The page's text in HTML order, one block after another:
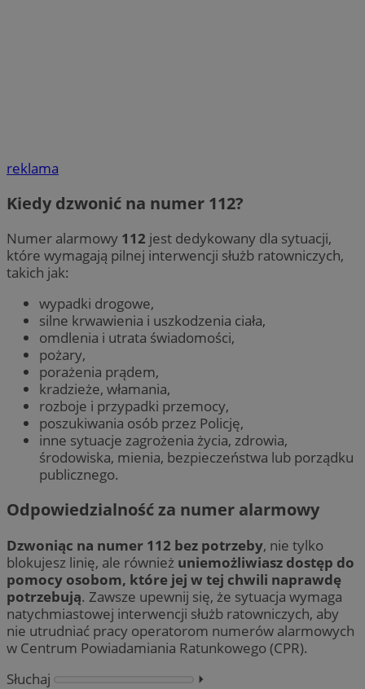
reklama
Kiedy dzwonić na numer 112?
Numer alarmowy 112 jest dedykowany dla sytuacji,
które wymagają pilnej interwencji służb ratowniczych,
takich jak:
wypadki drogowe,
silne krwawienia i uszkodzenia ciała,
omdlenia i utrata świadomości,
pożary,
porażenia prądem,
kradzieże, włamania,
rozboje i przypadki przemocy,
poszukiwania osób przez Policję,
inne sytuacje zagrożenia życia, zdrowia,
środowiska, mienia, bezpieczeństwa lub porządku
publicznego.
Odpowiedzialność za numer alarmowy
Dzwoniąc na numer 112 bez potrzeby, nie tylko
blokujesz linię, ale również uniemożliwiasz dostęp do
pomocy osobom, które jej w tej chwili naprawdę
potrzebują. Zawsze upewnij się, że sytuacja wymaga
natychmiastowej interwencji służb ratowniczych, aby
nie utrudniać pracy operatorom numerów alarmowych
w Centrum Powiadamiania Ratunkowego (CPR).
Słuchaj
⏵︎